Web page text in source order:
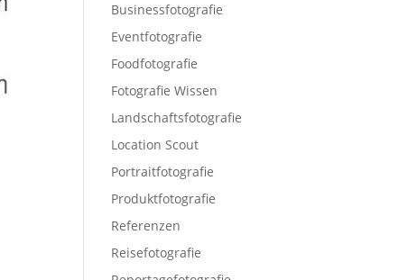
Businessfotografie
Eventfotografie
Foodfotografie
Fotografie Wissen
Landschaftsfotografie
Location Scout
Portraitfotografie
Produktfotografie
Referenzen
Reisefotografie